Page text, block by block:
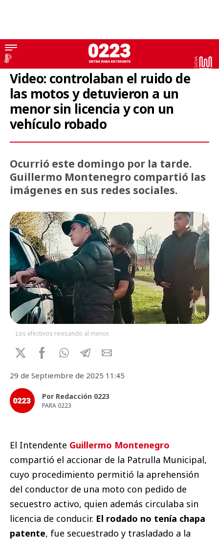
Motos
Video: controlaban el ruido de
las motos y detuvieron a un
menor sin licencia y con un
vehículo robado
Ocurrió este domingo por la tarde.
Guillermo Montenegro compartió las
imágenes en sus redes sociales.
Los efectivos revisando al menor.
29 de Septiembre de 2025 11:45
Por Redacción 0223
PARA 0223
El Intendente Guillermo Montenegro
compartió el accionar de la Patrulla Municipal,
cuyo procedimiento permitió la aprehensión
del conductor de una moto con pedido de
secuestro activo, quien además circulaba sin
licencia de conducir. El rodado no tenía chapa
patente, fue secuestrado y trasladado a la